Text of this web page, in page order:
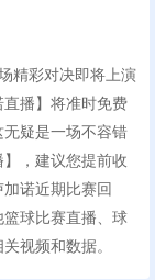
精彩对决即将上演
播】将准时免费
疑是一场不容错
，建议您提前收
诺近期比赛回
球比赛直播、球
视频和数据。